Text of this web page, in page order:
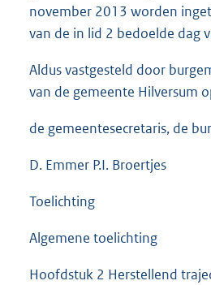
november 2013 worden
van de in lid 2 bedoelde dag
Aldus vastgesteld door
van de gemeente Hilversum
de gemeentesecretaris, de
D. Emmer P.I. Broertjes
Toelichting
Algemene toelichting
Hoofdstuk 2 Herstellend